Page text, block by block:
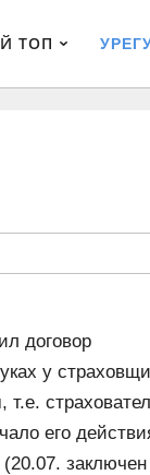
ТОП
договор
у
его
заключен